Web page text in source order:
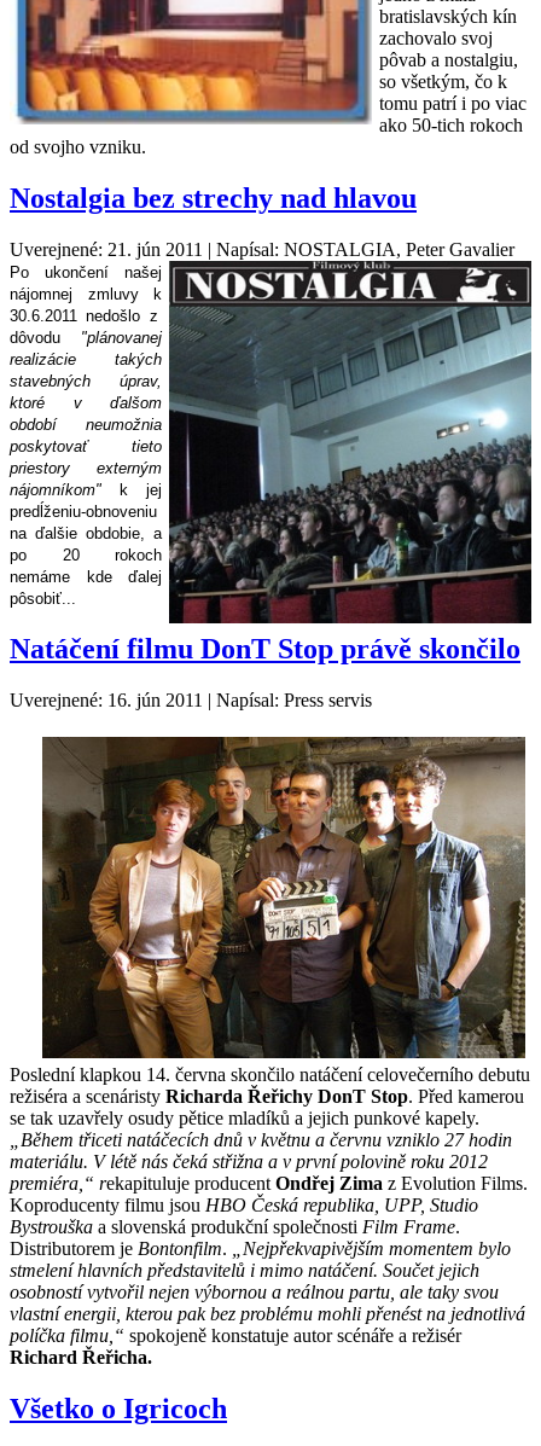
bratislavských kín
zachovalo svoj
pôvab a nostalgiu,
so všetkým, čo k
tomu patrí i po viac
ako 50-tich rokoch
od svojho vzniku.
Nostalgia bez strechy nad hlavou
Uverejnené: 21. jún 2011 | Napísal: NOSTALGIA, Peter Gavalier
Po ukončení
našej
nájomnej
zmluvy
k
30.6.2011nedošlo z
dôvodu "plánovanej
realizácie
takých
stavebných
úprav,
ktoré
v
ďalšom
období
neumožnia
poskytovať
tieto
priestory
externým
nájomníkom" k
jej
predĺženiu-obnoveniu
na dalšie obdobie, a
po 20 rokoch
nemáme
kde
ďalej
pôsobiť...
Natáčení filmu DonT Stop právě skončilo
Uverejnené: 16. jún 2011 | Napísal: Press servis
Poslední klapkou 14. června skončilo natáčení celovečerního debutu
režiséra a scenáristy Richarda Řeřichy DonT Stop. Před kamerou
se tak uzavřely osudy pětice mladíků a jejich punkové kapely.
„Během třiceti natáčecích dnů v květnu a červnu vzniklo 27 hodin
materiálu. V létě nás čeká střižna a v první polovině roku 2012
premiéra,“ rekapituluje producent Ondřej Zima z Evolution Films.
Koproducenty filmu jsou HBO Česká republika, UPP, Studio
Bystrouška a slovenská produkční společnosti Film Frame.
Distributorem je Bontonfilm. „Nejpřekvapivějším momentem bylo
stmelení hlavních představitelů i mimo natáčení. Součet jejich
osobností vytvořil nejen výbornou a reálnou partu, ale taky svou
vlastní energii, kterou pak bez problému mohli přenést na jednotlivá
políčka filmu,“ spokojeně konstatuje autor scénáře a režisér
Richard Řeřicha.
Všetko o Igricoch